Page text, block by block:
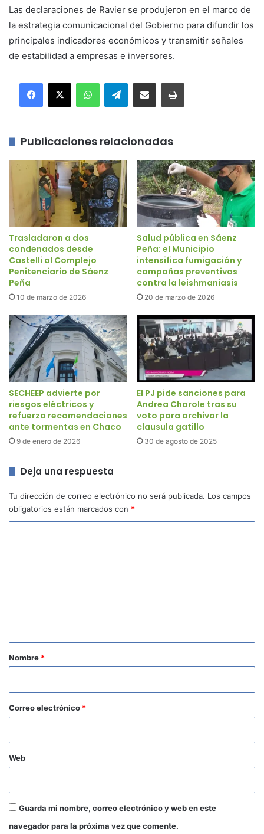
Las declaraciones de Ravier se produjeron en el marco de
la estrategia comunicacional del Gobierno para difundir los
principales indicadores económicos y transmitir señales
de estabilidad a empresas e inversores.
Telegram
Publicaciones relacionadas
Trasladaron a dos
condenados desde
Castelli al Complejo
Penitenciario de Sáenz
Peña
10 de marzo de 2026
Salud pública en Sáenz
Peña: el Municipio
intensifica fumigación y
campañas preventivas
contra la leishmaniasis
20 de marzo de 2026
SECHEEP advierte por
riesgos eléctricos y
refuerza recomendaciones
ante tormentas en Chaco
9 de enero de 2026
El PJ pide sanciones para
Andrea Charole tras su
voto para archivar la
clausula gatillo
30 de agosto de 2025
Deja una respuesta
Tu dirección de correo electrónico no será publicada. Los campos
obligatorios están marcados con *
r
o
*
Nombre *
Correo electrónico *
Web
Guarda mi nombre, correo electrónico y web en este
navegador para la próxima vez que comente.